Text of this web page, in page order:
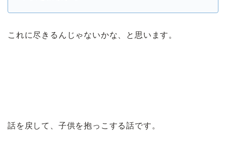
これに尽きるんじゃないかな、と思います。
話を戻して、子供を抱っこする話です。